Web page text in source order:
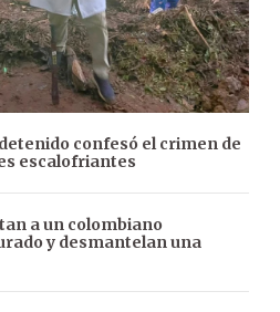
confesó el crimen de
escalofriantes
a un colombiano
y desmantelan una